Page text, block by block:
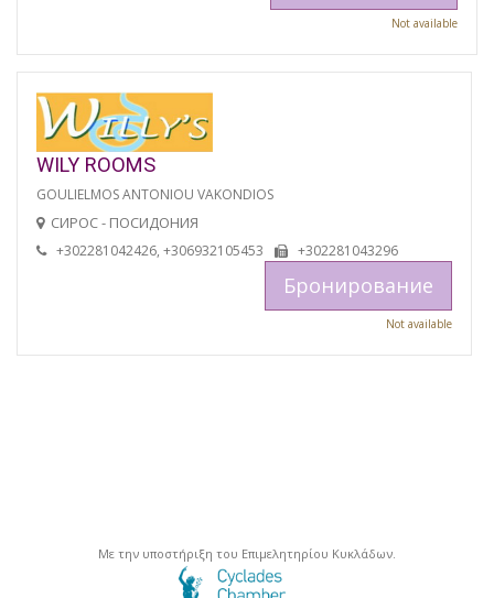
Not available
WILY ROOMS
GOULIELMOS ANTONIOU VAKONDIOS
СИРОС - ПОСИДОНИЯ
+302281042426, +306932105453 +302281043296
Бронирование
Not available
Με την υποστήριξη του Επιμελητηρίου Κυκλάδων.